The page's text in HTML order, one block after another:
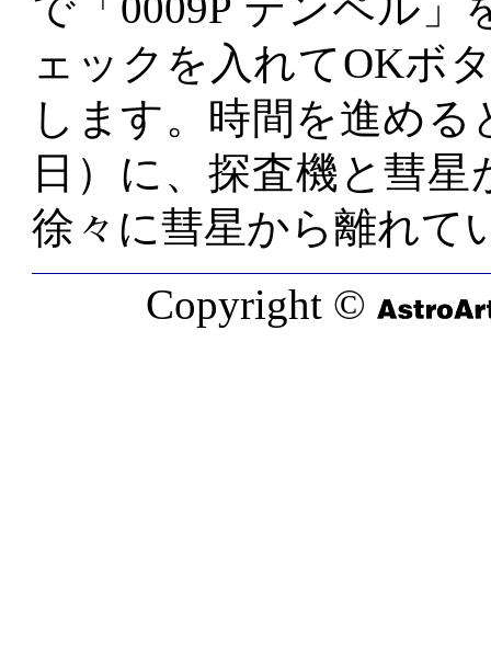
ェックを入れてOKボ
します。時間を進め
日）に、探査機と彗
徐々に彗星から離れて
Copyright ©